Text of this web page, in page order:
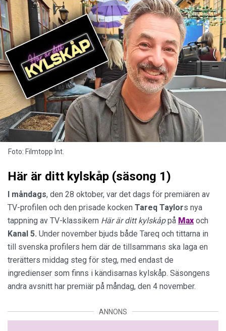
Foto: Filmtopp Int.
Här är ditt kylskåp (säsong 1)
I måndags, den 28 oktober, var det dags för premiären av
TV-profilen och den prisade kocken Tareq Taylors nya
tappning av TV-klassikern Här är ditt kylskåppå Max och
Kanal 5. Under november bjuds både Tareq och tittarna in
till svenska profilers hem där de tillsammans ska laga en
trerätters middag steg för steg, med endast de
ingredienser som finns i kändisarnas kylskåp. Säsongens
andra avsnitt har premiär på måndag, den 4 november.
ANNONS